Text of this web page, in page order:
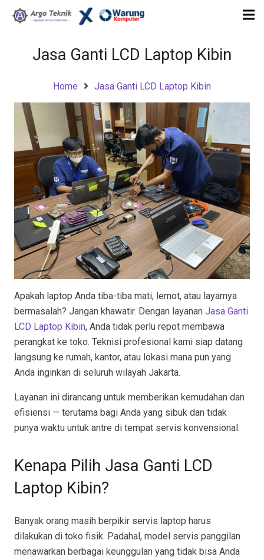
Jasa Ganti LCD Laptop Kibin
Home Jasa Ganti LCD Laptop Kibin
Apakah laptop Anda tiba-tiba mati, lemot, atau layarnya
bermasalah? Jangan khawatir. Dengan layanan Jasa Ganti
LCD Laptop Kibin, Anda tidak perlu repot membawa
perangkat ke toko. Teknisi profesional kami siap datang
langsung ke rumah, kantor, atau lokasi mana pun yang
Anda inginkan di seluruh wilayah Jakarta.
Layanan ini dirancang untuk memberikan kemudahan dan
efisiensi — terutama bagi Anda yang sibuk dan tidak
punya waktu untuk antre di tempat servis konvensional.
Kenapa Pilih Jasa Ganti LCD
Laptop Kibin?
Banyak orang masih berpikir servis laptop harus
dilakukan di toko fisik. Padahal, model servis panggilan
menawarkan berbagai keunggulan yang tidak bisa Anda